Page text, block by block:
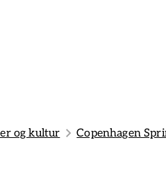
og kultur Copenhagen